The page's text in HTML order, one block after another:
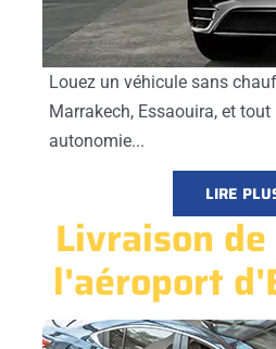
Louez un véhicule sans
Marrakech, Essaouira, et
autonomie...
LIRE
Livraison
l'aéroport